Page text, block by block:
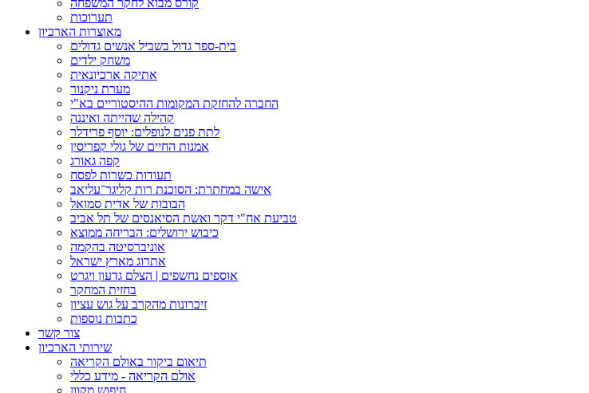
קורס מבוא לחקר המשפחה
תערוכות
מאוצרות הארכיון
בית-ספר גדול בשביל אנשים גדולים
משחק ילדים
אתיקה ארכיונאית
מערת ניקנור
החברה להחזקת המקומות ההיסטוריים בא"י
קהילה שהייתה ואיננה
לתת פנים לנופלים: יוסף פרידלר
אמנות החיים של גולי קפריסין
קפה גאורג
תעודות כשרות לפסח
אישה במחתרת: הסוכנת רות קליגר־עליאב
הבובות של אדית סמואל
טביעת אח"י דקר ואשת הסיאנסים של תל אביב
כיבוש ירושלים: הבריחה ממוצא
אוניברסיטה בהקמה
אתרוג מארץ ישראל
אוספים נחשפים | הצלם גדעון ויגרט
בחזית המחקר
זיכרונות מהקרב על גוש עציון
כתבות נוספות
צור קשר
שירותי הארכיון
תיאום ביקור באולם הקריאה
אולם הקריאה - מידע כללי
חיפוש מקוון